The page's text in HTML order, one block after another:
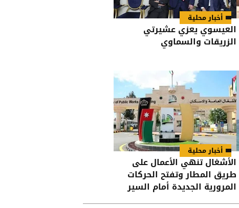
أخبار محلية
العيسوي يعزي عشيرتي
الزريقات والسماوي
أخبار محلية
الأشغال تنهي الأعمال على
طريق المطار وتفتح الحركات
المرورية الجديدة أمام السير